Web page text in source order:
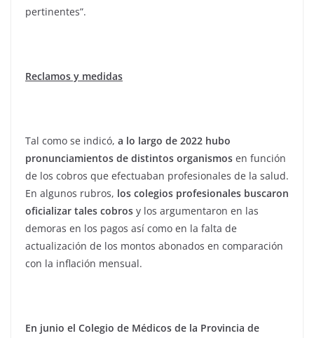
pertinentes”.
Reclamos y medidas
Tal como se indicó, a lo largo de 2022 hubo
pronunciamientos de distintos organismos en función
de los cobros que efectuaban profesionales de la salud.
En algunos rubros, los colegios profesionales buscaron
oficializar tales cobros y los argumentaron en las
demoras en los pagos así como en la falta de
actualización de los montos abonados en comparación
con la inflación mensual.
En junio el Colegio de Médicos de la Provincia de